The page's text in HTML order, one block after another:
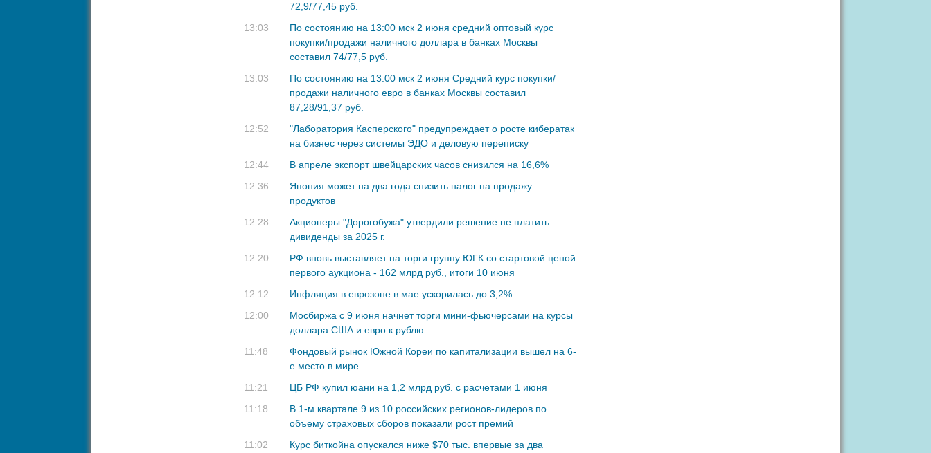
72,9/77,45 руб.
13:03
По состоянию на 13:00 мск 2 июня средний оптовый курс
покупки/продажи наличного доллара в банках Москвы
составил 74/77,5 руб.
13:03
По состоянию на 13:00 мск 2 июня Cредний курс покупки/
продажи наличного евро в банках Москвы составил
87,28/91,37 руб.
12:52
"Лаборатория Касперского" предупреждает о росте кибератак
на бизнес через системы ЭДО и деловую переписку
12:44
В апреле экспорт швейцарских часов снизился на 16,6%
12:36
Япония может на два года снизить налог на продажу
продуктов
12:28
Акционеры "Дорогобужа" утвердили решение не платить
дивиденды за 2025 г.
12:20
РФ вновь выставляет на торги группу ЮГК со стартовой ценой
первого аукциона - 162 млрд руб., итоги 10 июня
12:12
Инфляция в еврозоне в мае ускорилась до 3,2%
12:00
Мосбиржа с 9 июня начнет торги мини-фьючерсами на курсы
доллара США и евро к рублю
11:48
Фондовый рынок Южной Кореи по капитализации вышел на 6-
е место в мире
11:21
ЦБ РФ купил юани на 1,2 млрд руб. с расчетами 1 июня
11:18
В 1-м квартале 9 из 10 российских регионов-лидеров по
объему страховых сборов показали рост премий
11:02
Курс биткойна опускался ниже $70 тыс. впервые за два